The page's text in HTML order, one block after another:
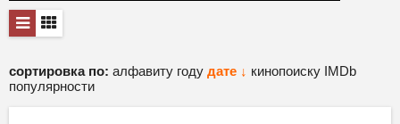
сортировка по: алфавиту году дате ↓ кинопоиску IMDb
популярности